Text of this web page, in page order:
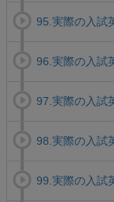
95.実際の入試
96.実際の入試
97.実際の入試
98.実際の入試
99.実際の入試